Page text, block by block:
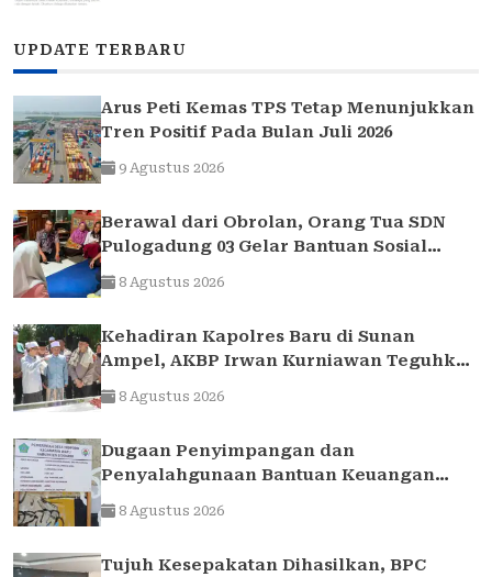
UPDATE TERBARU
Arus Peti Kemas TPS Tetap Menunjukkan
Tren Positif Pada Bulan Juli 2026
9 Agustus 2026
Berawal dari Obrolan, Orang Tua SDN
Pulogadung 03 Gelar Bantuan Sosial
untuk Siswa yang Membutuhkan
8 Agustus 2026
Kehadiran Kapolres Baru di Sunan
Ampel, AKBP Irwan Kurniawan Teguhkan
Sinergi Polri dan Ulama
8 Agustus 2026
Dugaan Penyimpangan dan
Penyalahgunaan Bantuan Keuangan
Desa Tropodo . Kec Waru . Kab . Sidoarjo
8 Agustus 2026
Tujuh Kesepakatan Dihasilkan, BPC